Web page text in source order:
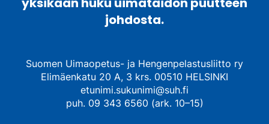
johdosta.
Suomen Uimaopetus- ja Hengenpelastusliitto ry
Elimäenkatu 20 A, 3 krs. 00510 HELSINKI
etunimi.sukunimi@suh.fi
puh. 09 343 6560 (ark. 10–15)